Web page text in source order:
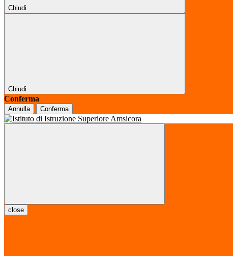
Chiudi
Chiudi
Conferma
Annulla Conferma
close